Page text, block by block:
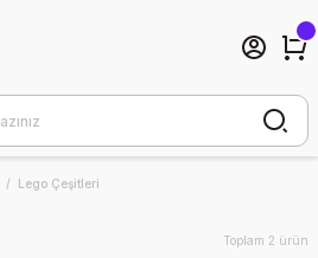
Lego Çeşitleri
Toplam 2 ürün